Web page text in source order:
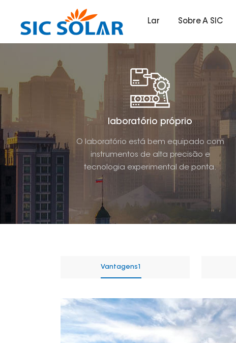
Lar Sobre A SIC
laboratório próprio
O laboratório está bem equipado com
instrumentos de alta precisão e
tecnologia experimental de ponta.
Vantagens1